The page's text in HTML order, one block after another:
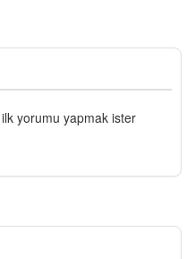
yorumu yapmak ister